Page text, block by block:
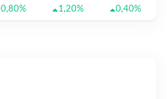
0,80% 1,20% 0,40%